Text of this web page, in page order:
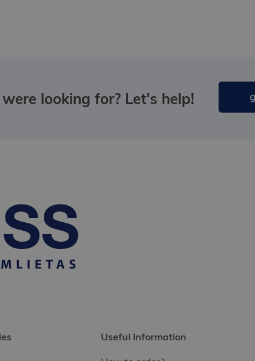
looking for? Let's help!
Useful information